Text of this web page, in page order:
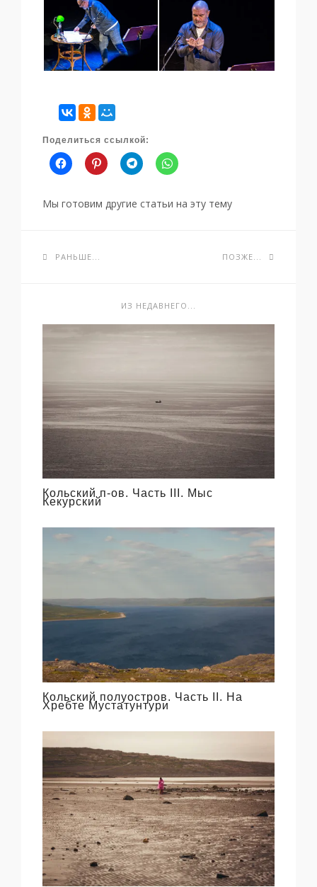
Поделиться ссылкой:
Мы готовим другие статьи на эту тему
РАНЬШЕ... ПОЗЖЕ...
ИЗ НЕДАВНЕГО...
Кольский п-ов. Часть III. Мыс
Кекурский
Кольский полуостров. Часть II. На
Хребте Мустатунтури